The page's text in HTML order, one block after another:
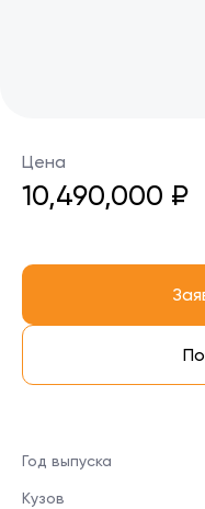
Цена
10,490,000 ₽
Год выпуска
Кузов